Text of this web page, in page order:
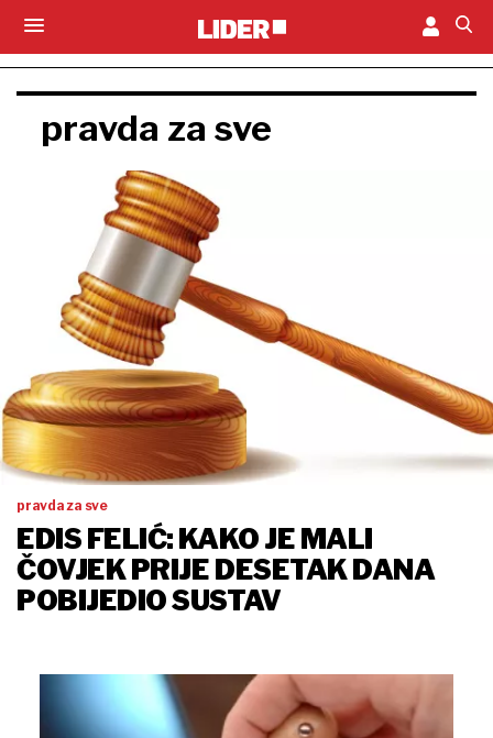
pravda za sve
pravda za sve
EDIS FELIĆ: KAKO JE MALI
ČOVJEK PRIJE DESETAK DANA
POBIJEDIO SUSTAV